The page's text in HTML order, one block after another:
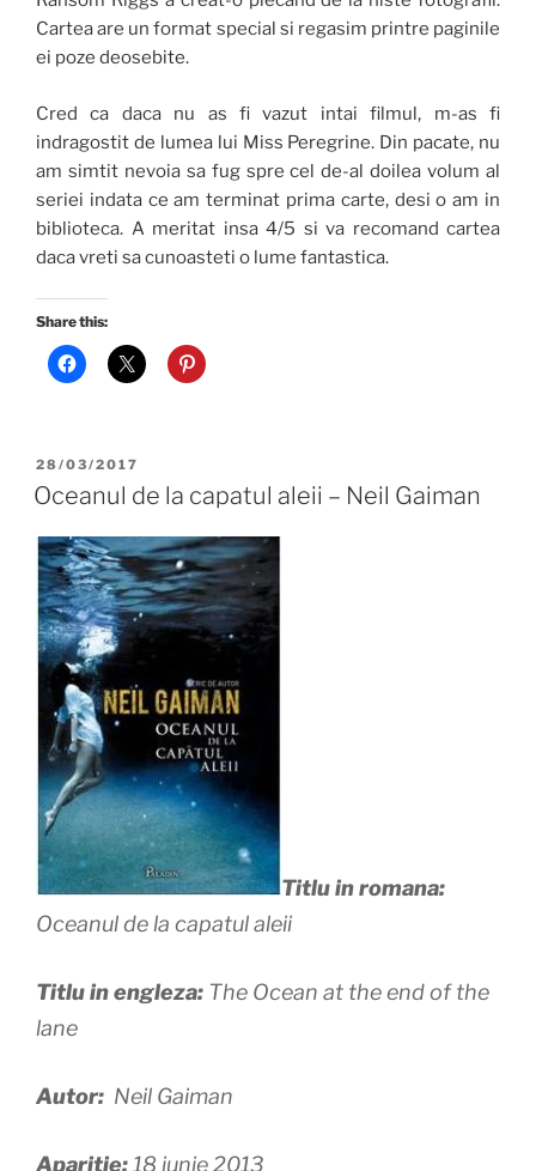
Cartea are un format special si regasim printre paginile
ei poze deosebite.
Cred ca daca nu as fi vazut intai filmul, m-as fi
indragostit de lumea lui Miss Peregrine. Din pacate, nu
am simtit nevoia sa fug spre cel de-al doilea volum al
seriei indata ce am terminat prima carte, desi o am in
biblioteca. A meritat insa 4/5 si va recomand cartea
daca vreti sa cunoasteti o lume fantastica.
Share this:
POSTED
ON
28/03/2017
Oceanul de la capatul aleii – Neil Gaiman
Titlu in romana:
Oceanul de la capatul aleii
Titlu in engleza: The Ocean at the end of the
lane
Autor: Neil Gaiman
Apariție:18 iunie 2013